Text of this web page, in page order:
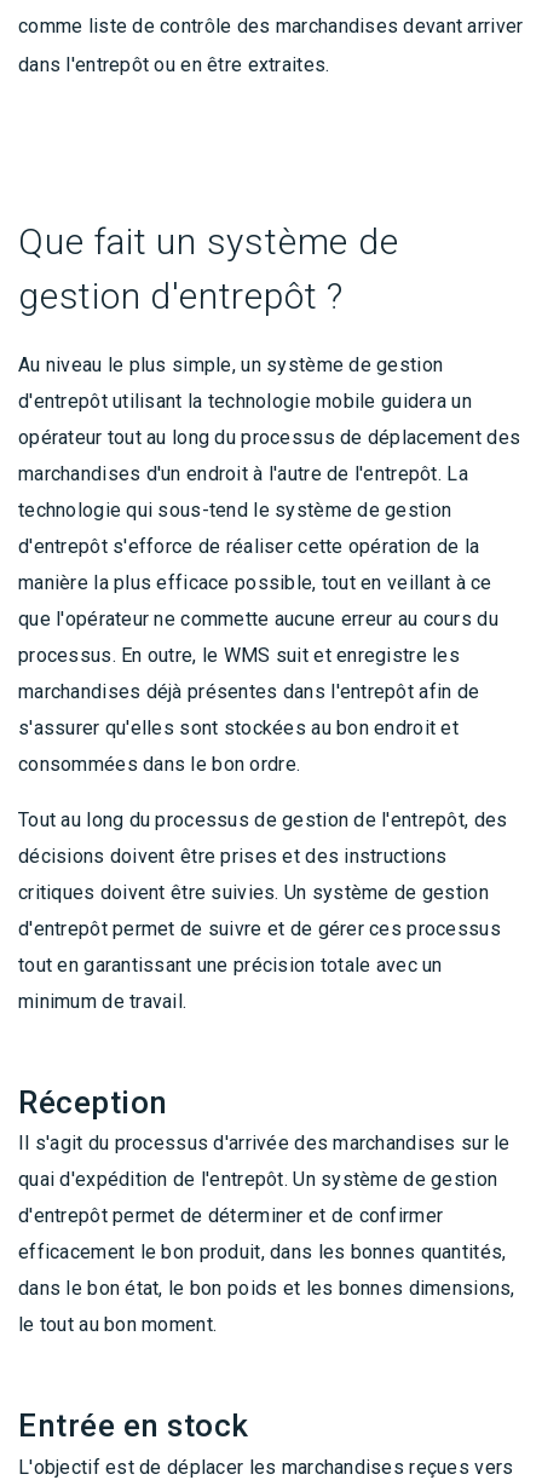
comme liste de contrôle des marchandises devant arriver
dans l'entrepôt ou en être extraites.
Que fait un système de
gestion d'entrepôt ?
Au niveau le plus simple, un système de gestion
d'entrepôt utilisant la technologie mobile guidera un
opérateur tout au long du processus de déplacement des
marchandises d'un endroit à l'autre de l'entrepôt. La
technologie qui sous-tend le système de gestion
d'entrepôt s'efforce de réaliser cette opération de la
manière la plus efficace possible, tout en veillant à ce
que l'opérateur ne commette aucune erreur au cours du
processus. En outre, le WMS suit et enregistre les
marchandises déjà présentes dans l'entrepôt afin de
s'assurer qu'elles sont stockées au bon endroit et
consommées dans le bon ordre.
Tout au long du processus de gestion de l'entrepôt, des
décisions doivent être prises et des instructions
critiques doivent être suivies. Un système de gestion
d'entrepôt permet de suivre et de gérer ces processus
tout en garantissant une précision totale avec un
minimum de travail.
Réception
Il s'agit du processus d'arrivée des marchandises sur le
quai d'expédition de l'entrepôt. Un système de gestion
d'entrepôt permet de déterminer et de confirmer
efficacement le bon produit, dans les bonnes quantités,
dans le bon état, le bon poids et les bonnes dimensions,
le tout au bon moment.
Entrée en stock
L'objectif est de déplacer les marchandises reçues vers